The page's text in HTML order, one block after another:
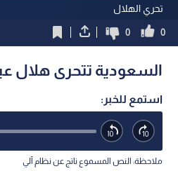
تحري الهلال
0
0
السعودية تتحرى هلال
استمع للخبر:
ملاحظة: النص المسموع ناتج عن نظام آلي